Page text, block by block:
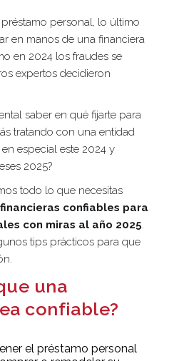
personal, lo último
en manos de una financiera
en 2024 los fraudes se
expertos decidieron
saber en qué fijarte para
tratando con una entidad
en especial este 2024 y
2025?
todo lo que necesitas
financieras confiables para
con miras al año 2025.
tips prácticos para que
una
confiable?